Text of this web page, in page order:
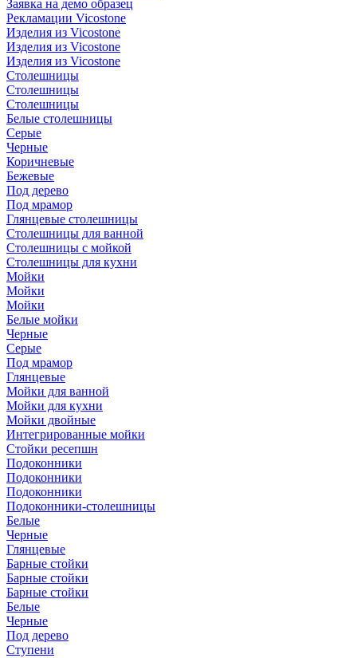
Заявка на демо образец
Рекламации Vicostone
Изделия из Vicostone
Изделия из Vicostone
Изделия из Vicostone
Столешницы
Столешницы
Столешницы
Белые столешницы
Серые
Черные
Коричневые
Бежевые
Под дерево
Под мрамор
Глянцевые столешницы
Столешницы для ванной
Столешницы с мойкой
Столешницы для кухни
Мойки
Мойки
Мойки
Белые мойки
Черные
Серые
Под мрамор
Глянцевые
Мойки для ванной
Мойки для кухни
Мойки двойные
Интегрированные мойки
Стойки ресепшн
Подоконники
Подоконники
Подоконники
Подоконники-столешницы
Белые
Черные
Глянцевые
Барные стойки
Барные стойки
Барные стойки
Белые
Черные
Под дерево
Ступени